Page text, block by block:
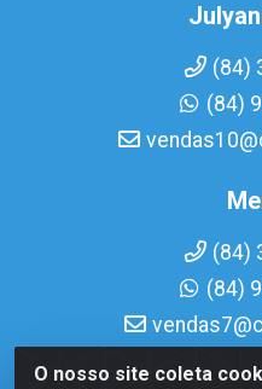
O nosso site coleta
(84)
(84)
(84)
(84)